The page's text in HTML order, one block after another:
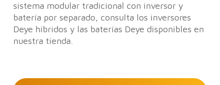
sistema modular tradicional con inversor y
batería por separado, consulta los inversores
Deye híbridos y las baterías Deye disponibles en
nuestra tienda.